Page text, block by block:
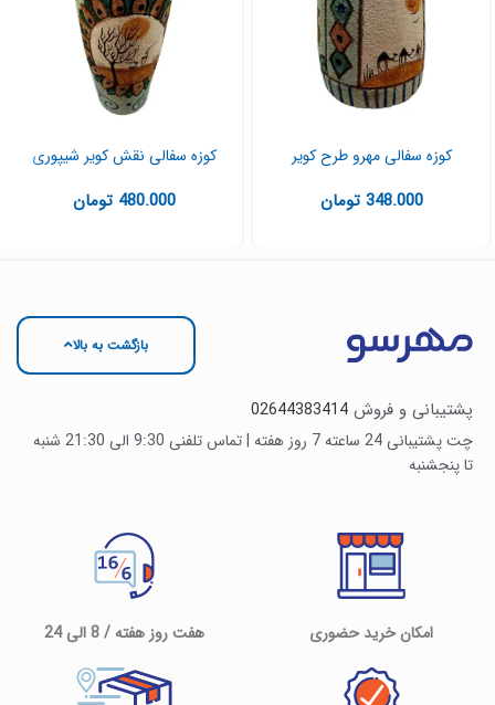
کوزه سفالی مهرو طرح کویر
348.000 تومان
کوزه سفالی نقش کویر شیپوری
480.000 تومان
بازگشت به بالا
پشتیبانی و فروش 02644383414
چت پشتیبانی 24 ساعته 7 روز هفته | تماس تلفنی 9:30 الی 21:30 شنبه
تا پنجشنبه
امکان خرید حضوری هفت روز هفته / 8 الی 24